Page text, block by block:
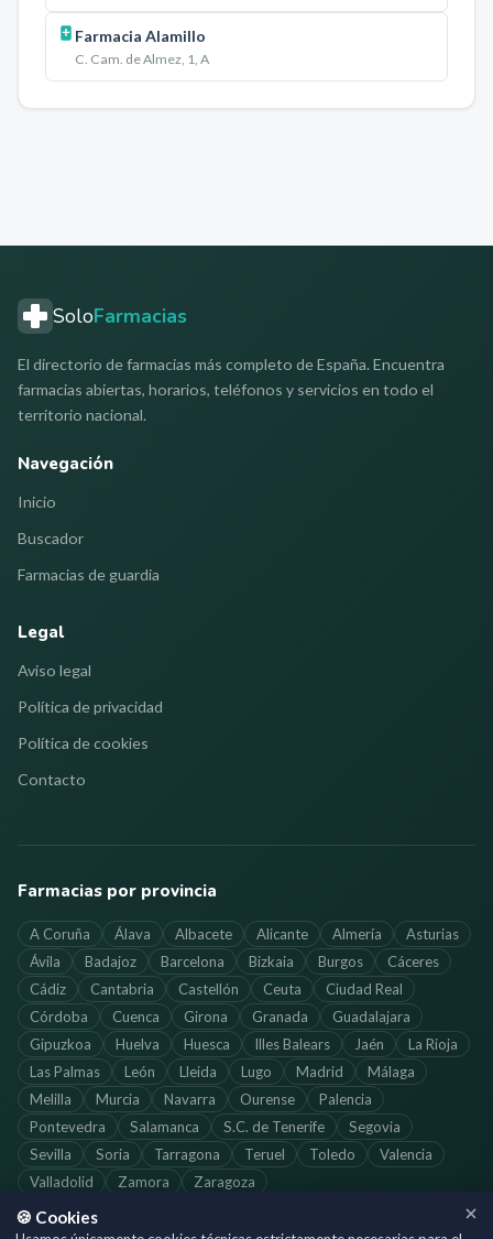
Farmacia Alamillo
C. Cam. de Almez, 1, A
SoloFarmacias
El directorio de farmacias más completo de España. Encuentra
farmacias abiertas, horarios, teléfonos y servicios en todo el
territorio nacional.
Navegación
Inicio
Buscador
Farmacias de guardia
Legal
Aviso legal
Política de privacidad
Política de cookies
Contacto
Farmacias por provincia
A Coruña Álava Albacete Alicante Almería
Asturias
Ávila
Badajoz Barcelona Bizkaia Burgos
Cáceres
Cádiz
Cantabria Castellón Ceuta
Ciudad Real
Córdoba
Cuenca Girona Granada
Guadalajara
Gipuzkoa
Huelva Huesca Illes Balears Jaén
La Rioja
Las Palmas
León Lleida Lugo Madrid
Málaga
Melilla
Murcia Navarra Ourense
Palencia
Pontevedra
Salamanca S.C. de Tenerife
Segovia
Sevilla
Soria Tarragona Teruel Toledo
Valencia
Valladolid
Zamora Zaragoza
🍪 Cookies